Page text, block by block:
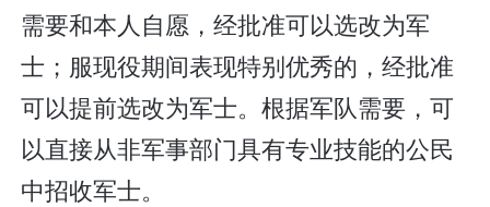
需要和本人自愿，经批准可以选改为军
士；服现役期间表现特别优秀的，经批准
可以提前选改为军士。根据军队需要，可
以直接从非军事部门具有专业技能的公民
中招收军士。